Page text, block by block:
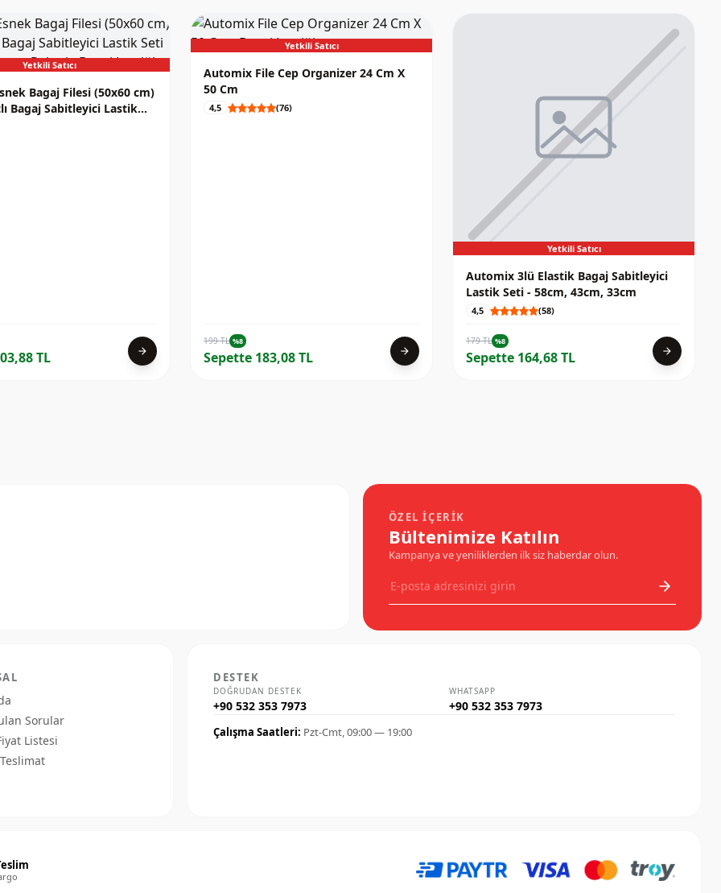
Yetkili Satıcı
Bagaj Filesi (50x60 cm)
Bagaj Sabitleyici Lastik
TL arrow_forward
Yetkili Satıcı
Automix File Cep Organizer 24 Cm X
50 Cm
4,5 (76)
199 TL %8
Sepette 183,08 TL arrow_forward
Yetkili Satıcı
Automix 3lü Elastik Bagaj Sabitleyici
Lastik Seti - 58cm, 43cm, 33cm
4,5 (58)
179 TL %8
Sepette 164,68 TL arrow_forward
ÖZEL İÇERIK
Bültenimize Katılın
Kampanya ve yeniliklerden ilk siz haberdar olun.
Sorular
Listesi
DESTEK
DOĞRUDAN DESTEK
+90 532 353 7973
WHATSAPP
+90 532 353 7973
Çalışma Saatleri: Pzt-Cmt, 09:00 — 19:00